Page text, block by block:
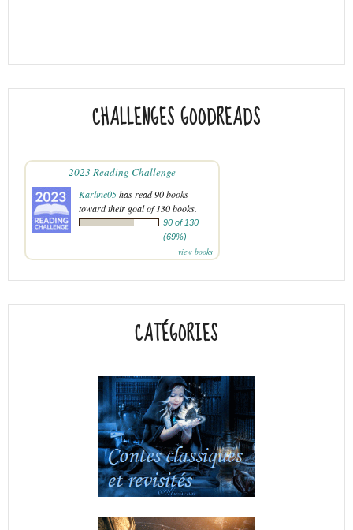
CHALLENGES GOODREADS
2023 Reading Challenge
Karline05has read 90 books
toward their goal of 130 books.
90 of 130
(69%)
view books
CATÉGORIES